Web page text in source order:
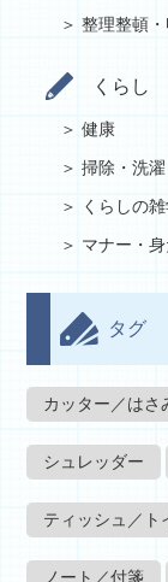
整理整頓
くらし
健康
掃除・洗濯
くらしの
マナー・
タグ
カッター／はさ
シュレッダー
ティッシュ／ト
ノート／付箋